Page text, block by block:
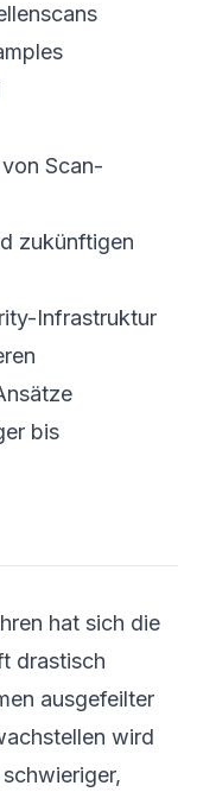
Scan-
zukünftigen
Infrastruktur
bis
hat sich die
drastisch
ausgefeilter
wird